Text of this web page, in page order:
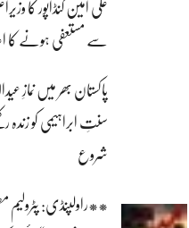
علی امین گنڈاپور کا
سے مستعفی ہونے کا
پاکستان بھر میں نمازِ
سنتِ ابراہیمی کو زندہ
شروع
**راولپنڈی: پٹرولیم